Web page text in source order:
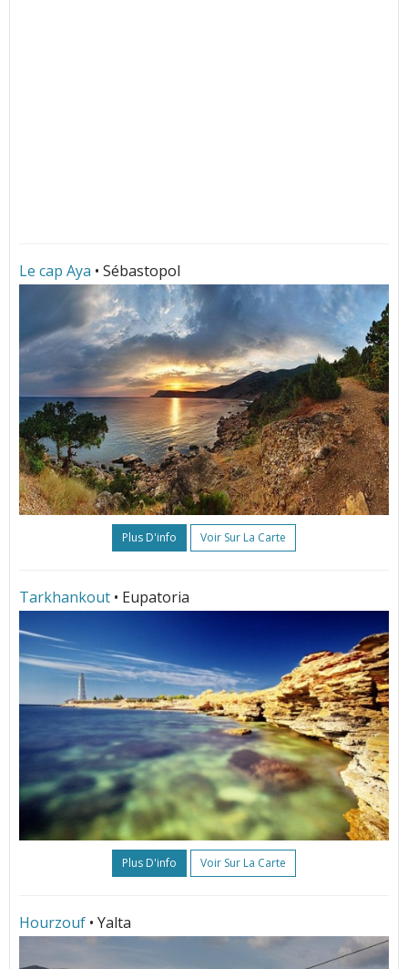
Le cap Aya • Sébastopol
Plus D'info Voir Sur La Carte
Tarkhankout • Eupatoria
Plus D'info Voir Sur La Carte
Hourzouf • Yalta